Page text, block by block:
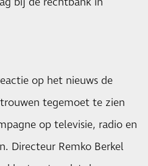
op het nieuws de
tegemoet te zien
op televisie, radio en
Directeur Remko Berkel